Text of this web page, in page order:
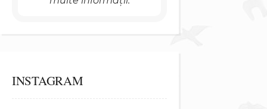
INSTAGRAM